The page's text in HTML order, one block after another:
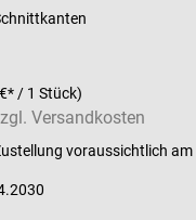
/ 1 Stück)
Versandkosten
voraussichtlich am